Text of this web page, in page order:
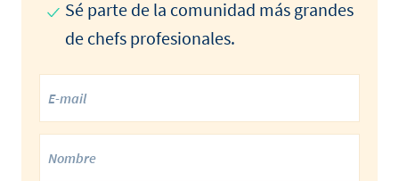
Sé parte de la comunidad más grandes
de chefs profesionales.